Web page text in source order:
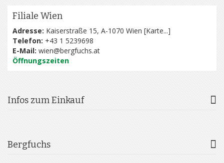
Filiale Wien
Adresse: Kaiserstraße 15, A-1070 Wien [Karte...]
Telefon: +43 1 5239698
E-Mail: wien@bergfuchs.at
Öffnungszeiten
Infos zum Einkauf
Bergfuchs